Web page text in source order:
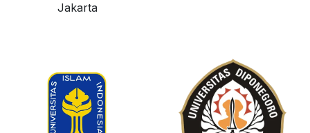
Jakarta